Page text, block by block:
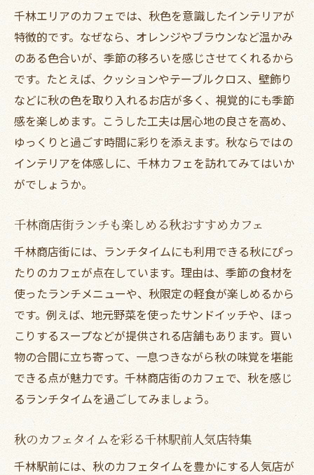
千林エリアのカフェでは、秋色を意識したインテリアが
特徴的です。なぜなら、オレンジやブラウンなど温かみ
のある色合いが、季節の移ろいを感じさせてくれるから
です。たとえば、クッションやテーブルクロス、壁飾り
などに秋の色を取り入れるお店が多く、視覚的にも季節
感を楽しめます。こうした工夫は居心地の良さを高め、
ゆっくりと過ごす時間に彩りを添えます。秋ならではの
インテリアを体感しに、千林カフェを訪れてみてはいか
がでしょうか。
千林商店街ランチも楽しめる秋おすすめカフェ
千林商店街には、ランチタイムにも利用できる秋にぴっ
たりのカフェが点在しています。理由は、季節の食材を
使ったランチメニューや、秋限定の軽食が楽しめるから
です。例えば、地元野菜を使ったサンドイッチや、ほっ
こりするスープなどが提供される店舗もあります。買い
物の合間に立ち寄って、一息つきながら秋の味覚を堪能
できる点が魅力です。千林商店街のカフェで、秋を感じ
るランチタイムを過ごしてみましょう。
秋のカフェタイムを彩る千林駅前人気店特集
千林駅前には、秋のカフェタイムを豊かにする人気店が